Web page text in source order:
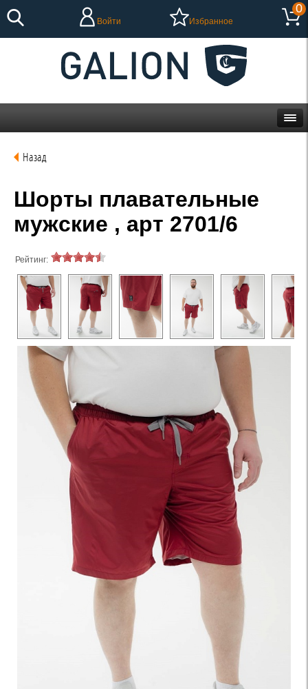
Войти Избранное
0
Назад
Шорты плавательные
мужские , арт 2701/6
Рейтинг: